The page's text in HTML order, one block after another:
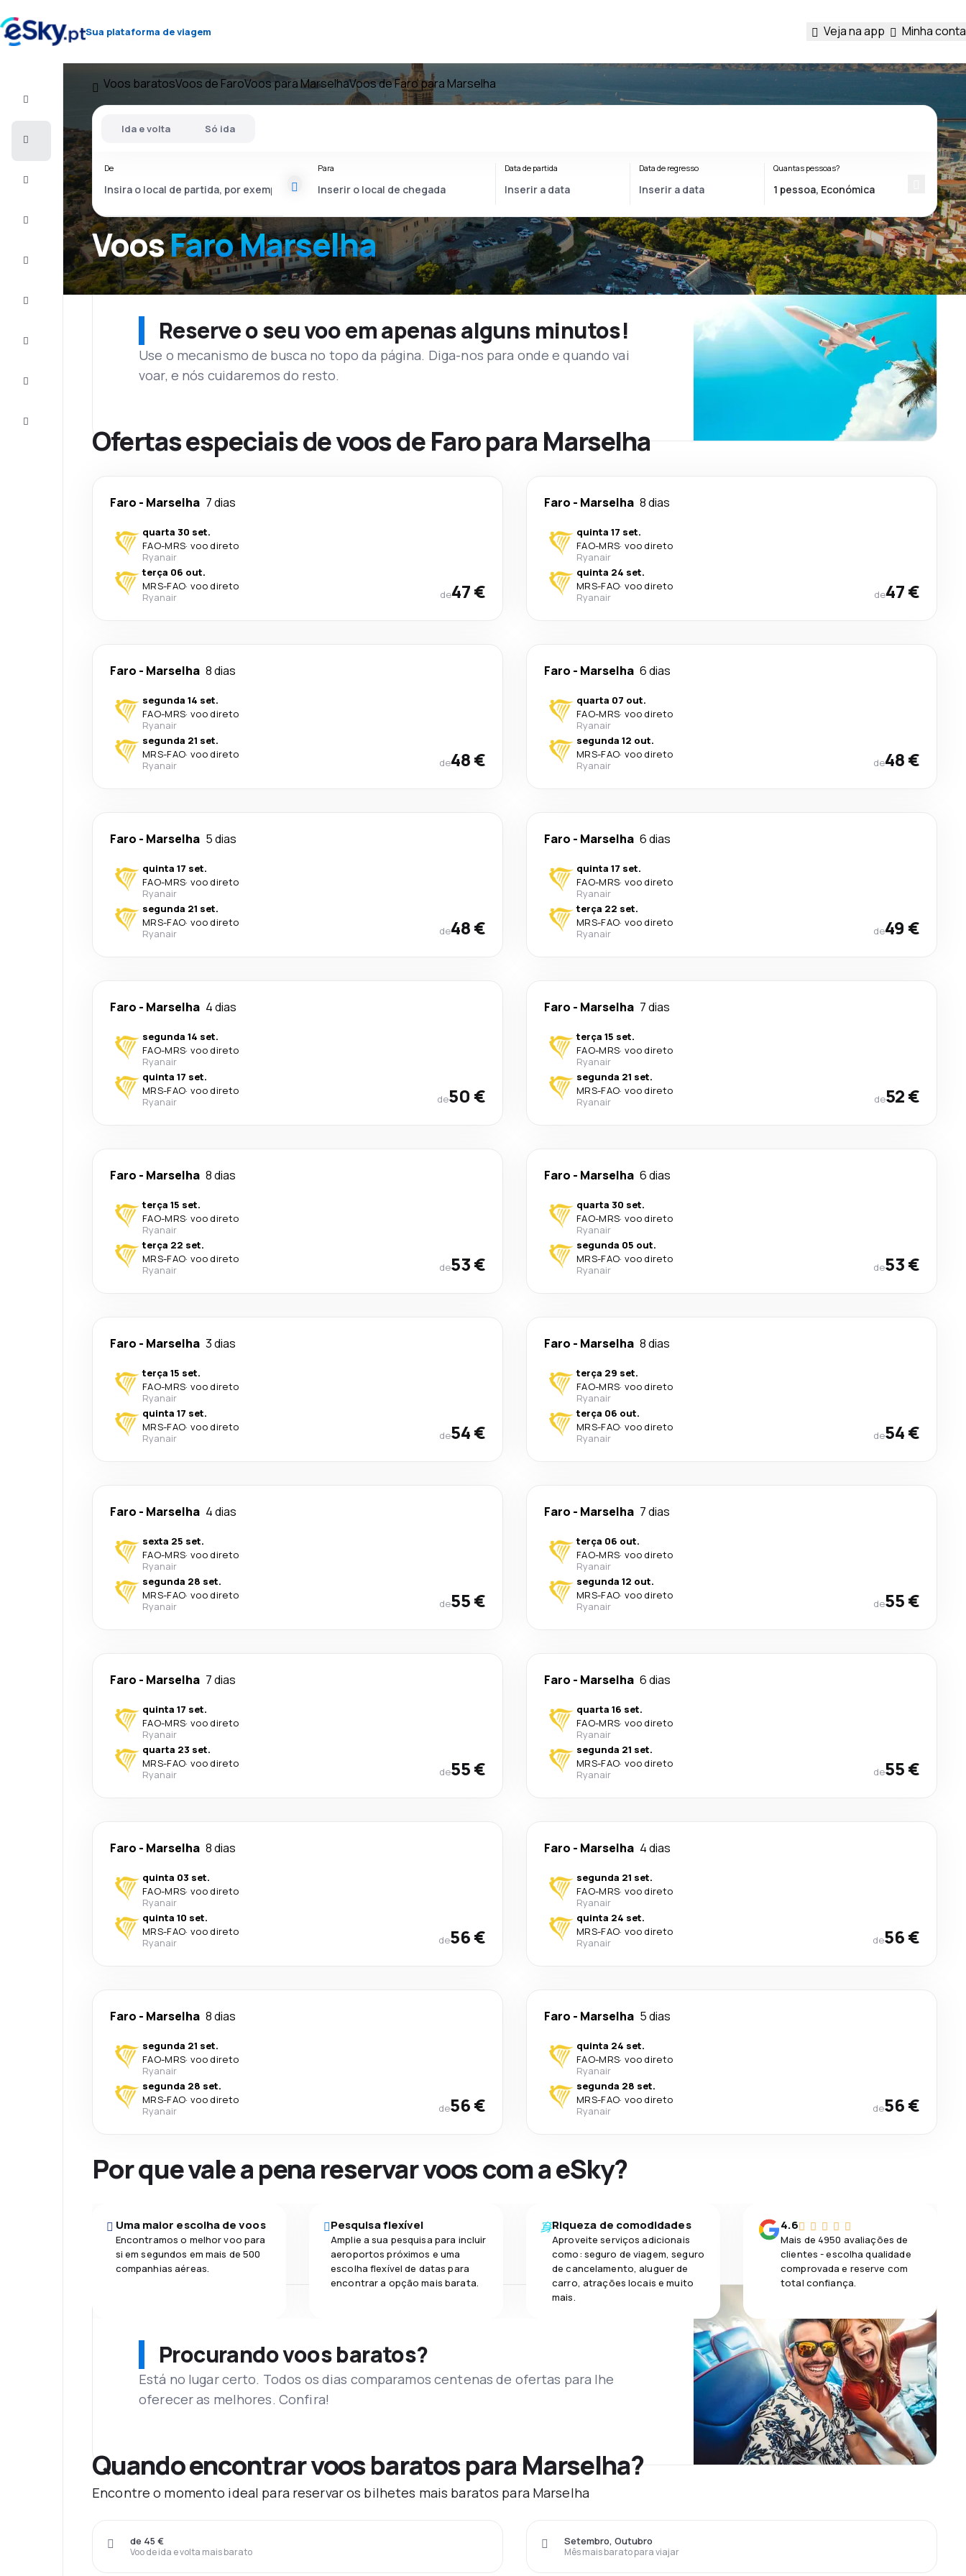
Sua plataforma de viagem Veja na app Minha conta
Alojamentos
Voos baratosVoos de FaroVoos para MarselhaVoos de Faro para Marselha
VoosFaro Marselha
Ida e volta Só ida
De Para Data de partida Data de regresso Quantas pessoas?
Reserve o seu voo em apenas alguns minutos!
Use o mecanismo de busca no topo da página. Diga-nos para onde e quando vai
voar, e nós cuidaremos do resto.
Ofertas especiais de voos de Faro para Marselha
Faro - Marselha 7 dias
quarta 30 set.
FAO-MRS· voo direto
Ryanair
terça 06 out.
MRS-FAO· voo direto
Ryanair
de47 €
Faro - Marselha 8 dias
quinta 17 set.
FAO-MRS· voo direto
Ryanair
quinta 24 set.
MRS-FAO· voo direto
Ryanair
de47 €
Faro - Marselha 8 dias
segunda 14 set.
FAO-MRS· voo direto
Ryanair
segunda 21 set.
MRS-FAO· voo direto
Ryanair
de48 €
Faro - Marselha 6 dias
quarta 07 out.
FAO-MRS· voo direto
Ryanair
segunda 12 out.
MRS-FAO· voo direto
Ryanair
de48 €
Faro - Marselha 5 dias
quinta 17 set.
FAO-MRS· voo direto
Ryanair
segunda 21 set.
MRS-FAO· voo direto
Ryanair
de48 €
Faro - Marselha 6 dias
quinta 17 set.
FAO-MRS· voo direto
Ryanair
terça 22 set.
MRS-FAO· voo direto
Ryanair
de49 €
Faro - Marselha 4 dias
segunda 14 set.
FAO-MRS· voo direto
Ryanair
quinta 17 set.
MRS-FAO· voo direto
Ryanair
de50 €
Faro - Marselha 7 dias
terça 15 set.
FAO-MRS· voo direto
Ryanair
segunda 21 set.
MRS-FAO· voo direto
Ryanair
de52 €
Faro - Marselha 8 dias
terça 15 set.
FAO-MRS· voo direto
Ryanair
terça 22 set.
MRS-FAO· voo direto
Ryanair
de53 €
Faro - Marselha 6 dias
quarta 30 set.
FAO-MRS· voo direto
Ryanair
segunda 05 out.
MRS-FAO· voo direto
Ryanair
de53 €
Faro - Marselha 3 dias
terça 15 set.
FAO-MRS· voo direto
Ryanair
quinta 17 set.
MRS-FAO· voo direto
Ryanair
de54 €
Faro - Marselha 8 dias
terça 29 set.
FAO-MRS· voo direto
Ryanair
terça 06 out.
MRS-FAO· voo direto
Ryanair
de54 €
Faro - Marselha 4 dias
sexta 25 set.
FAO-MRS· voo direto
Ryanair
segunda 28 set.
MRS-FAO· voo direto
Ryanair
de55 €
Faro - Marselha 7 dias
terça 06 out.
FAO-MRS· voo direto
Ryanair
segunda 12 out.
MRS-FAO· voo direto
Ryanair
de55 €
Faro - Marselha 7 dias
quinta 17 set.
FAO-MRS· voo direto
Ryanair
quarta 23 set.
MRS-FAO· voo direto
Ryanair
de55 €
Faro - Marselha 6 dias
quarta 16 set.
FAO-MRS· voo direto
Ryanair
segunda 21 set.
MRS-FAO· voo direto
Ryanair
de55 €
Faro - Marselha 8 dias
quinta 03 set.
FAO-MRS· voo direto
Ryanair
quinta 10 set.
MRS-FAO· voo direto
Ryanair
de56 €
Faro - Marselha 4 dias
segunda 21 set.
FAO-MRS· voo direto
Ryanair
quinta 24 set.
MRS-FAO· voo direto
Ryanair
de56 €
Faro - Marselha 8 dias
segunda 21 set.
FAO-MRS· voo direto
Ryanair
segunda 28 set.
MRS-FAO· voo direto
Ryanair
de56 €
Faro - Marselha 5 dias
quinta 24 set.
FAO-MRS· voo direto
Ryanair
segunda 28 set.
MRS-FAO· voo direto
Ryanair
de56 €
Por que vale a pena reservar voos com a eSky?
Uma maior escolha de voos
Encontramos o melhor voo para
si em segundos em mais de 500
companhias aéreas.
Pesquisa flexível
Amplie a sua pesquisa para incluir
aeroportos próximos e uma
escolha flexível de datas para
encontrar a opção mais barata.
Riqueza de comodidades
Aproveite serviços adicionais
como: seguro de viagem, seguro
de cancelamento, aluguer de
carro, atrações locais e muito
mais.
4.6
Mais de 4950 avaliações de
clientes - escolha qualidade
comprovada e reserve com
total confiança.
Procurando voos baratos?
Está no lugar certo. Todos os dias comparamos centenas de ofertas para lhe
oferecer as melhores. Confira!
Quando encontrar voos baratos para Marselha?
Encontre o momento ideal para reservar os bilhetes mais baratos para Marselha
Voo de ida e volta mais barato
de 45 €
Mês mais barato para viajar
Setembro, Outubro